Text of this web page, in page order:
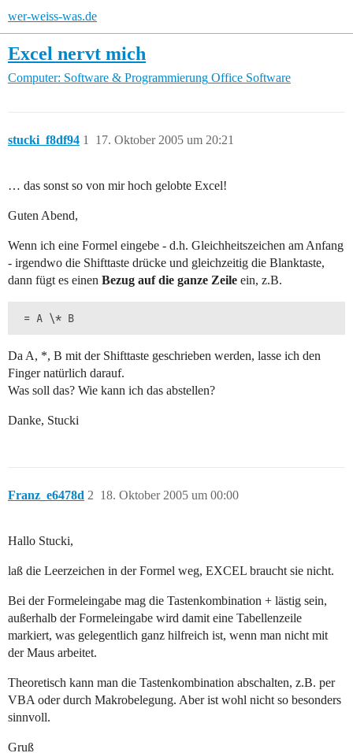
wer-weiss-was.de
Excel nervt mich
Computer: Software & Programmierung Office Software
stucki_f8df94 17. Oktober 2005 um 20:21
1
… das sonst so von mir hoch gelobte Excel!
Guten Abend,
Wenn ich eine Formel eingebe - d.h. Gleichheitszeichen am Anfang
- irgendwo die Shifttaste drücke und gleichzeitig die Blanktaste,
dann fügt es einen Bezug auf die ganze Zeile ein, z.B.
Da A, *, B mit der Shifttaste geschrieben werden, lasse ich den
Finger natürlich darauf.
Was soll das? Wie kann ich das abstellen?
Danke, Stucki
Franz_e6478d 18. Oktober 2005 um 00:00
2
Hallo Stucki,
laß die Leerzeichen in der Formel weg, EXCEL braucht sie nicht.
Bei der Formeleingabe mag die Tastenkombination + lästig sein,
außerhalb der Formeleingabe wird damit eine Tabellenzeile
markiert, was gelegentlich ganz hilfreich ist, wenn man nicht mit
der Maus arbeitet.
Theoretisch kann man die Tastenkombination abschalten, z.B. per
VBA oder durch Makrobelegung. Aber ist wohl nicht so besonders
sinnvoll.
Gruß